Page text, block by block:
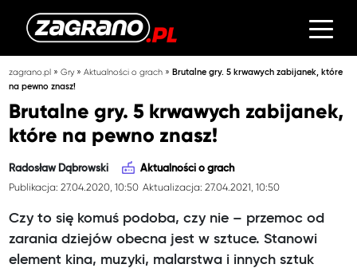
zagrano.pl »Gry»Aktualności o grach »Brutalne gry. 5 krwawych zabijanek, które
na pewno znasz!
Brutalne gry. 5 krwawych zabijanek,
które na pewno znasz!
Radosław Dąbrowski Aktualności o grach
Publikacja: 27.04.2020, 10:50 Aktualizacja: 27.04.2021, 10:50
Czy to się komuś podoba, czy nie – przemoc od
zarania dziejów obecna jest w sztuce. Stanowi
element kina, muzyki, malarstwa i innych sztuk